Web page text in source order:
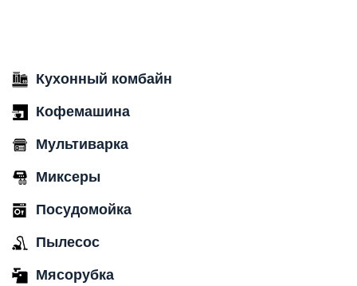
Кухонный комбайн
Кофемашина
Мультиварка
Миксеры
Посудомойка
Пылесос
Мясорубка